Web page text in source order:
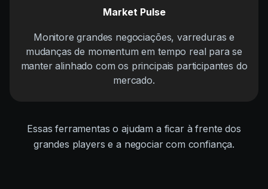
Market Pulse
Monitore grandes negociações, varreduras e
mudanças de momentum em tempo real para se
manter alinhado com os principais participantes do
mercado.
Essas ferramentas o ajudam a ficar à frente dos
grandes players e a negociar com confiança.